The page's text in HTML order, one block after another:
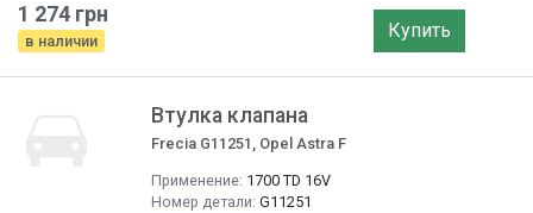
1 274 грн
в наличии Купить
Втулка клапана
Frecia G11251, Opel Astra F
Применение: 1700 TD 16V
Номер детали: G11251